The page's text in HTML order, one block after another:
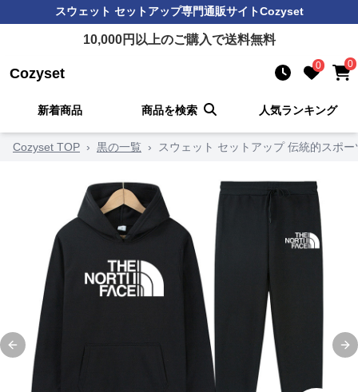
スウェット セットアップ専門通販サイトCozyset
10,000円以上のご購入で送料無料
Cozyset 0 0
新着商品 商品を検索 人気ランキング
Cozyset TOP › 黒の一覧 › スウェット セットアップ 伝統的スポ
Previous slide